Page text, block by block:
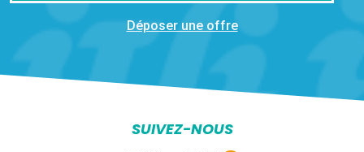
Déposer une offre
SUIVEZ-NOUS